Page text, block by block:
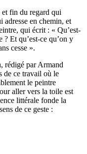
fin du regard qui
adresse en chemin, et
qui écrit : « Qu’est-
? Et qu’est-ce qu’on y
cesse ».
rédigé par Armand
de ce travail où le
le peintre
aller vers la toile est
littérale fonde la
de ce geste :